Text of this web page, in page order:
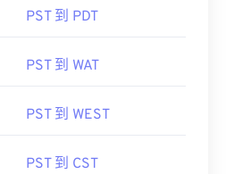
PST 到 PDT
PST 到 WAT
PST 到 WEST
PST 到 CST